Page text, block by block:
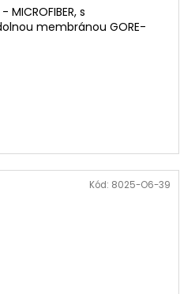
s
membránou GORE-
Kód: 8025-O6-39